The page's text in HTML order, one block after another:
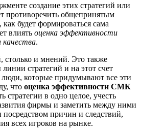
создание этих стратегий или
противоречить общепринятым
будет формироваться сама
влиять оценка эффективности
.
столько и мнений. Это также
стратегий и на этот счет
люди, которые придумывают все эти
что оценка эффективности СМК
стратегии в одно целое, учесть
фирмы и заметить между ними
посредством причин и следствий,
всех игроков на рынке.